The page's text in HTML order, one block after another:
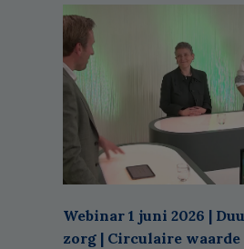
Webinar 1 juni 2026 |
zorg | Circulaire